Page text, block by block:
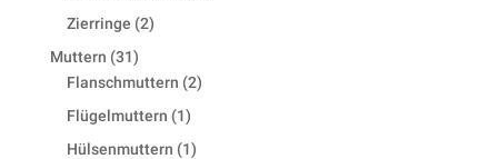
Zierringe 22
Muttern 3131
products
Flanschmuttern 22
Flügelmuttern 11
product
Hülsenmuttern 11